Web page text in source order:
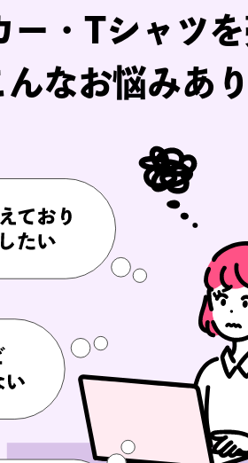
今すぐ
カー・Tシ